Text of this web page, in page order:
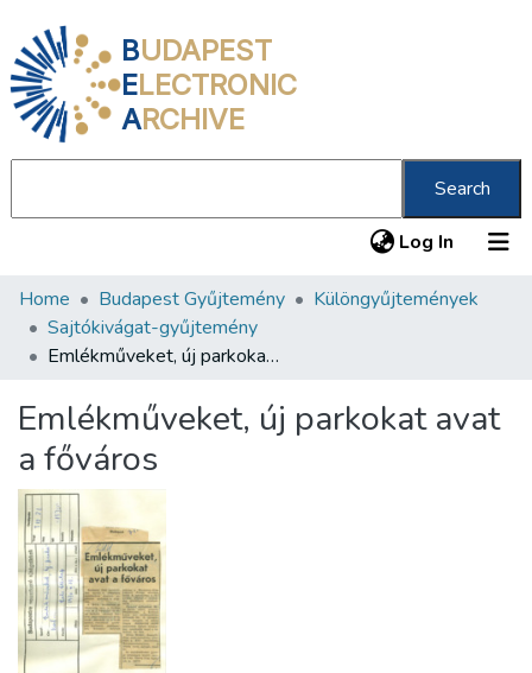
BUDAPEST
ELECTRONIC
ARCHIVE
Search
Log In (current)
Communities & Collections
All of DSpace
About us
Home Budapest Gyűjtemény
Különgyűjtemények
Sajtókivágat-gyűjtemény
Emlékműveket, új parkokat avat a főváros
Emlékműveket, új parkokat avat
a főváros